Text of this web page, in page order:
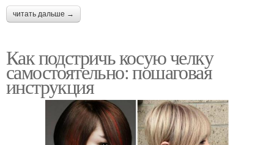
читать дальше →
Как подстричь косую челку
самостоятельно: пошаговая
инструкция